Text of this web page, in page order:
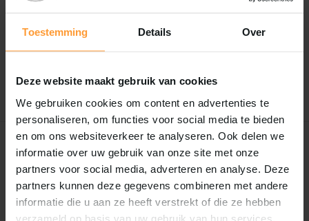
Toestemming Details Over
Deze website maakt gebruik van cookies
We gebruiken cookies om content en advertenties te
personaliseren, om functies voor social media te bieden
en om ons websiteverkeer te analyseren. Ook delen we
informatie over uw gebruik van onze site met onze
partners voor social media, adverteren en analyse. Deze
partners kunnen deze gegevens combineren met andere
informatie die u aan ze heeft verstrekt of die ze hebben
verzameld op basis van uw gebruik van hun services.
Er zijn nog geen reviews geschreven over dit product..
Schrijf je eigen review
Recent bekeken